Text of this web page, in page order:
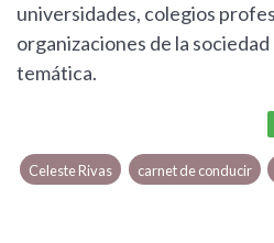
universidades, colegios
organizaciones de la sociedad
temática.
Celeste Rivas carnet de conducir